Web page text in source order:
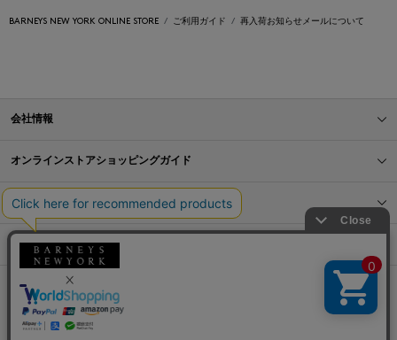
BARNEYS NEW YORK ONLINE STORE ご利用ガイド 再入荷お知らせメールについて
会社情報
オンラインストアショッピングガイド
店舗情報
サービス